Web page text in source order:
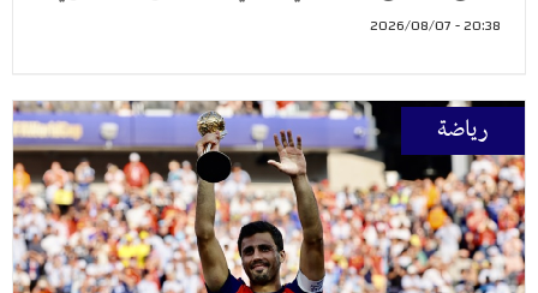
20:38 - 2026/08/07
رياضة